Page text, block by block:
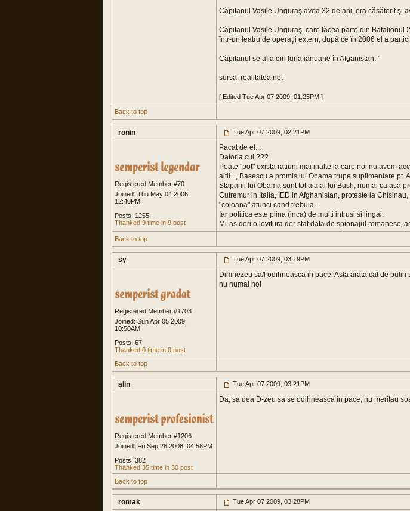
Căpitanul Vasile Unguraş avea 32 de ani, era căsătorit şi
Căpitanul Vasile Unguraş, care făcea parte din Batalionul
într-un teatru de operaţii extern, după ce în 2006 el a
Căpitanul se afla din luna ianuarie în Afganistan. "
sursa: realitatea.net
[ Edited Tue Apr 07 2009, 01:25PM ]
Back to top
ronin Tue Apr 07 2009, 02:21PM
Registered Member #70
Joined: Thu May 04 2006,
12:40PM
Posts: 1255
Thanked 9 time in 9 post
Pacat de el...
Datoria cui ???
Poate "pot" exista ratiuni mai inalte la care noi nu avem
altii..., Basescu a promis lui Obama trupe suplimentare pt.
Stapanii lui Obama sunt tot aia ai lui Bush, numai ca asa
Cutremur in Italia, IED in Afghanistan, proteste la
"coloana" atunci cand trebuia...
Iar politica este plina (inca) de multi intrusi si lingai.
Mi-as dori o lovitura der stat data de spionajul romanesc,
Back to top
sy Tue Apr 07 2009, 03:19PM
Registered Member #1703
Joined: Sun Apr 05 2009,
10:50AM
Posts: 67
Thanked 0 time in 0 post
Dimnezeu sa/l odihneasca in pace! Asta arata cat de
nu numai noi
Back to top
alin Tue Apr 07 2009, 03:21PM
Registered Member #1206
Joined: Fri Sep 26 2008, 04:58PM
Posts: 382
Thanked 35 time in 30 post
Da, sa dea D-zeu sa se odihneasca in pace, nu meritau
Back to top
romak Tue Apr 07 2009, 03:28PM